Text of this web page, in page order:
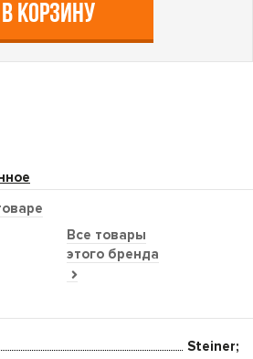
В КОРЗИНУ
Все товары
этого бренда
Steiner;